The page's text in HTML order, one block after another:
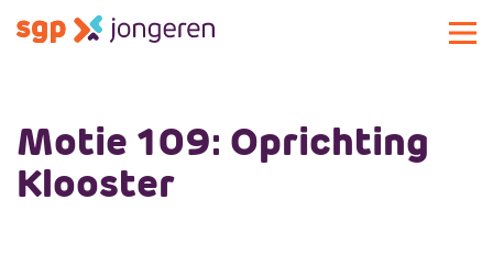
Activiteiten
Standpunten
Motie 109: Oprichting
Klooster